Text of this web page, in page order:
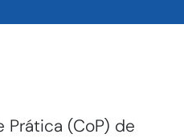
Prática (CoP) de